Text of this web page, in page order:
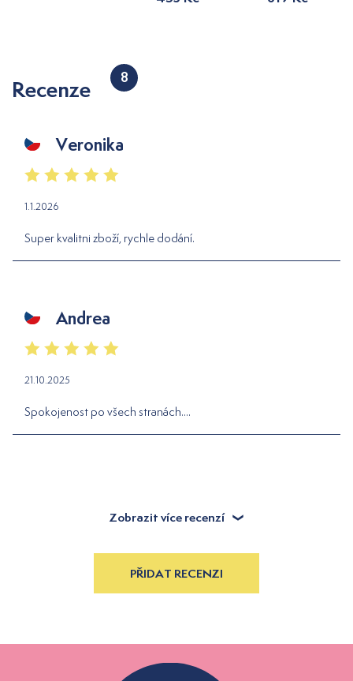
Recenze 8
Veronika
1.1.2026
Super kvalitni zboží, rychle dodání.
Andrea
21.10.2025
Spokojenost po všech stranách....
Zobrazit více recenzí
PŘIDAT RECENZI